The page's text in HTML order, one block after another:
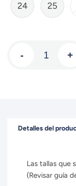
24 25
- +
Detalles del
Las tallas que
(Revisar guía